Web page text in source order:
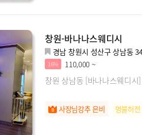
창원-바나나스웨디시
경남 창원시 성산구 상남동
16% 110,000 ~
창원 상남동 [바나나스웨디
사장님강추 은비 명불허